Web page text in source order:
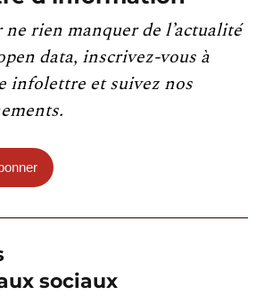
ne rien manquer de l’actualité
data, inscrivez-vous à
infolettre et suivez nos
sociaux